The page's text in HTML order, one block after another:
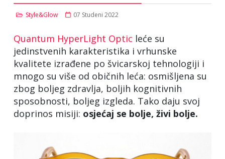
Style&Glow 07 Studeni 2022
Quantum HyperLight Optic leće su
jedinstvenih karakteristika i vrhunske
kvalitete izrađene po švicarskoj tehnologiji i
mnogo su više od običnih leća: osmišljena su
zbog boljeg zdravlja, boljih kognitivnih
sposobnosti, boljeg izgleda. Tako daju svoj
doprinos misiji: osjećaj se bolje, živi bolje.